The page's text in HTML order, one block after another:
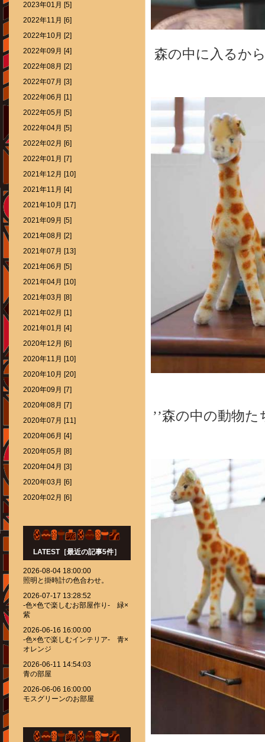
森の中に入るか
’’森の中の動物
2023年01月 [5]
2022年11月 [6]
2022年10月 [2]
2022年09月 [4]
2022年08月 [2]
2022年07月 [3]
2022年06月 [1]
2022年05月 [5]
2022年04月 [5]
2022年02月 [6]
2022年01月 [7]
2021年12月 [10]
2021年11月 [4]
2021年10月 [17]
2021年09月 [5]
2021年08月 [2]
2021年07月 [13]
2021年06月 [5]
2021年04月 [10]
2021年03月 [8]
2021年02月 [1]
2021年01月 [4]
2020年12月 [6]
2020年11月 [10]
2020年10月 [20]
2020年09月 [7]
2020年08月 [7]
2020年07月 [11]
2020年06月 [4]
2020年05月 [8]
2020年04月 [3]
2020年03月 [6]
2020年02月 [6]
LATEST［最近の記事5件］
2026-08-04 18:00:00
照明と掛時計の色合わせ。
2026-07-17 13:28:52
-色×色で楽しむお部屋作り- 緑×
紫
2026-06-16 16:00:00
-色×色で楽しむインテリア- 青×
オレンジ
2026-06-11 14:54:03
青の部屋
2026-06-06 16:00:00
モスグリーンのお部屋